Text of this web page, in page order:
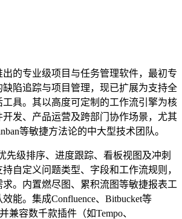
出的专业级项目与任务管理软件，最初专
陷追踪与项目管理，现已扩展为支持全
具。其以高度可定制的工作流引擎为核
发、产品运营及跨部门协作场景，尤其
等敏捷方法论的中大型技术团队。
先级排序、进度跟踪、看板视图及冲刺
自定义问题类型、字段和工作流规则，
。内置燃尽图、累积流图等敏捷报表工
能。集成Confluence、Bitbucket等
兼容数千款插件（如Tempo、